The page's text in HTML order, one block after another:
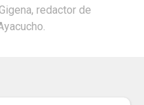
redactor de